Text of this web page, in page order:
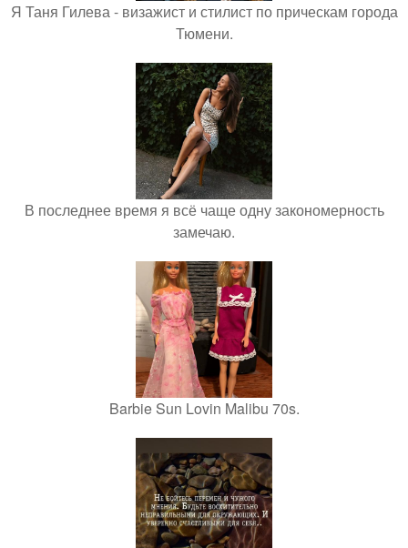
Я Таня Гилева - визажист и стилист по прическам города
Тюмени.
В последнее время я всё чаще одну закономерность
замечаю.
Barbie Sun Lovin Malibu 70s.